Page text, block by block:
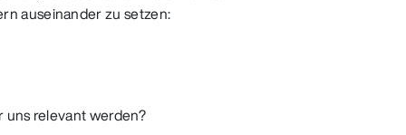
auseinander zu setzen:
relevant werden?